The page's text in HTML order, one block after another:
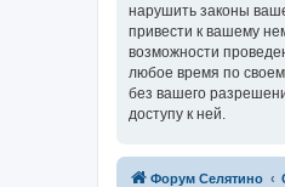
нарушить законы
привести к вашему
возможности
любое время по
без вашего
доступу к ней.
Форум Селятино